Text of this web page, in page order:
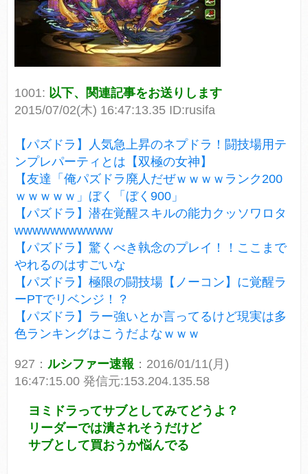
1001: 以下、関連記事をお送りします
2015/07/02(木) 16:47:13.35 ID:rusifa
【パズドラ】人気急上昇のネプドラ！闘技場用テ
ンプレパーティとは【双極の女神】
【友達「俺パズドラ廃人だぜｗｗｗｗランク200
ｗｗｗｗｗ」ぼく「ぼく900」
【パズドラ】潜在覚醒スキルの能力クッソワロタ
wwwwwwwwwww
【パズドラ】驚くべき執念のプレイ！！ここまで
やれるのはすごいな
【パズドラ】極限の闘技場【ノーコン】に覚醒ラ
ーPTでリベンジ！？
【パズドラ】ラー強いとか言ってるけど現実は多
色ランキングはこうだよなｗｗｗ
927： ルシファー速報 ：2016/01/11(月)
16:47:15.00 発信元:153.204.135.58
ヨミドラってサブとしてみてどうよ？
リーダーでは潰されそうだけど
サブとして買おうか悩んでる